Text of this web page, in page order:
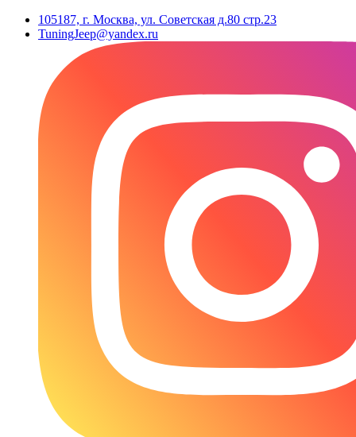
105187, г. Москва, ул. Советская д.80 стр.23
TuningJeep@yandex.ru